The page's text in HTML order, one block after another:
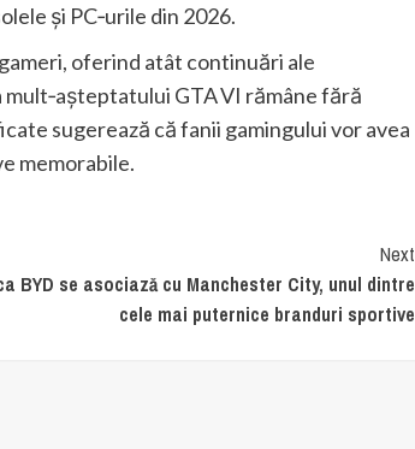
și PC‑urile din 2026.
oferind atât continuări ale
GTA VI rămâne fără
sugerează că fanii gamingului vor avea
memorabile.
Next
BYD se asociază cu Manchester City, unul dintre
cele mai puternice branduri sportive